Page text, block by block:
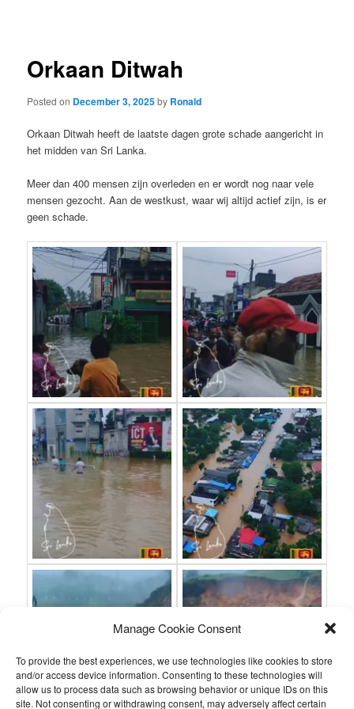
Manage Cookie Consent
To provide the best experiences, we use technologies like cookies to store
and/or access device information. Consenting to these technologies will
allow us to process data such as browsing behavior or unique IDs on this
site. Not consenting or withdrawing consent, may adversely affect certain
Orkaan Ditwah
Posted on December 3, 2025by Ronald
Orkaan Ditwah heeft de laatste dagen grote schade aangericht in
het midden van Sri Lanka.
Meer dan 400 mensen zijn overleden en er wordt nog naar vele
mensen gezocht. Aan de westkust, waar wij altijd actief zijn, is er
geen schade.